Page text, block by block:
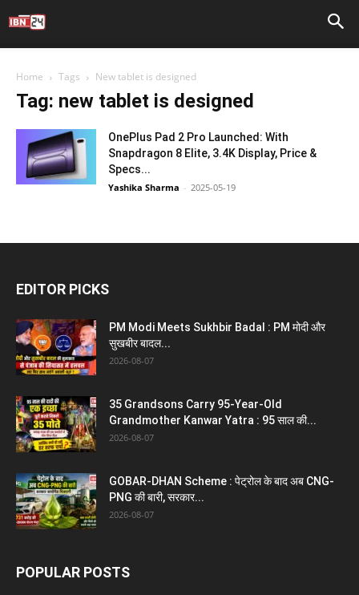
Home Tags New tablet is designed
Tag: new tablet is designed
OnePlus Pad 2 Pro Launched: With
Snapdragon 8 Elite, 3.4K Display, Price &
Specs...
Yashika Sharma - 2025-05-19
EDITOR PICKS
PM Modi Meets Sukhbir Badal : PM मोदी और
सुखबीर बादल...
2026-08-07
35 Grandsons Carry 95-Year-Old
Grandmother Kanwar Yatra : 95 साल की...
2026-08-07
GOBAR-DHAN Scheme : पेट्रोल के बाद अब CNG-
PNG की बारी, सरकार...
2026-08-07
POPULAR POSTS